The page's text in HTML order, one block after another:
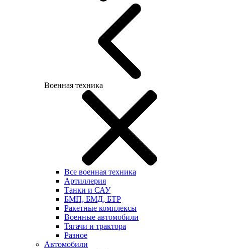
Военная техника
Все военная техника
Артиллерия
Танки и САУ
БМП, БМД, БТР
Ракетные комплексы
Военные автомобили
Тягачи и трактора
Разное
Автомобили